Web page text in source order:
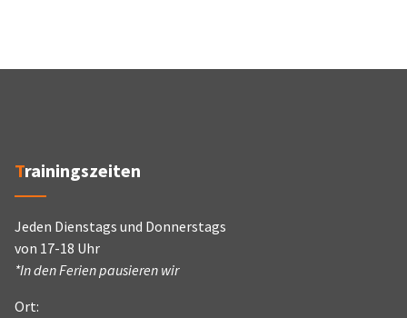
Trainingszeiten
Jeden Dienstags und Donnerstags
von 17-18 Uhr
*In den Ferien pausieren wir
Ort: